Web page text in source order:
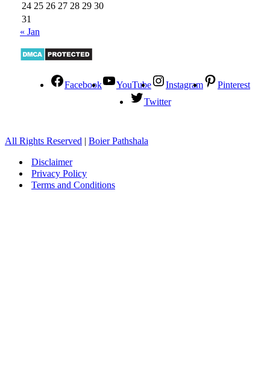
24 25 26 27 28 29 30
31
« Jan
Facebook YouTube Instagram
Pinterest
Twitter
All Rights Reserved | Boier Pathshala
Disclaimer
Privacy Policy
Terms and Conditions